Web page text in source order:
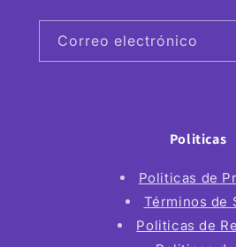
Correo electrónico
Politicas
Politicas de
Términos de
Politicas de